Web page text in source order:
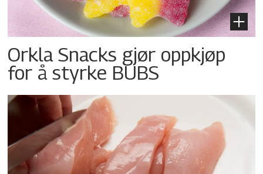
Orkla Snacks gjør oppkjøp
for å styrke BUBS